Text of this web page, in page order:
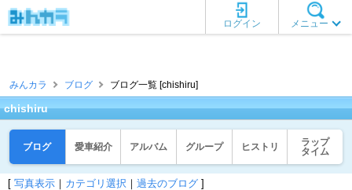
メニュー
ログイン
みんカラ ブログ ブログ一覧 [chishiru]
chishiru
ブログ 愛車紹介 アルバム グループ ヒストリ
ラップ
タイム
[ 写真表示 ｜ カテゴリ選択 ｜ 過去のブログ ]